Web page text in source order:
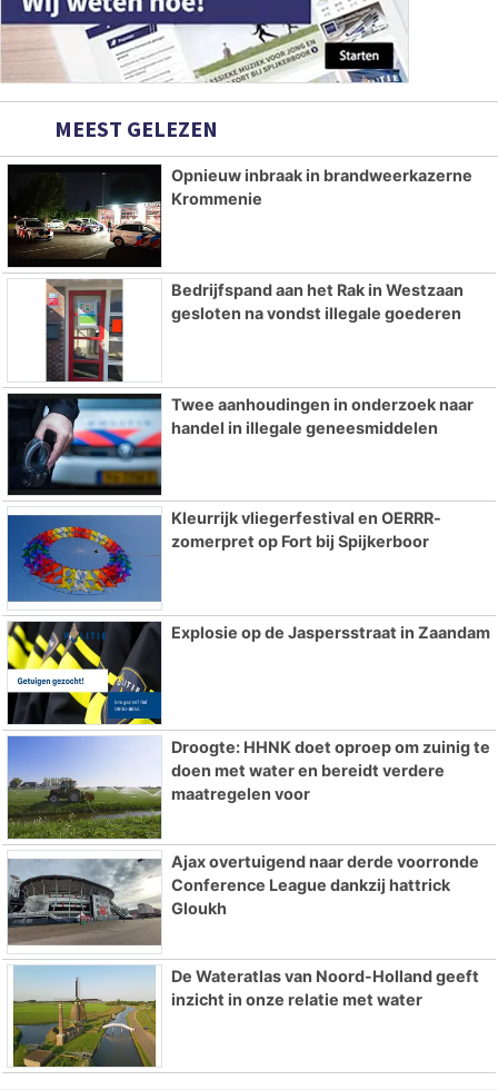
MEEST GELEZEN
Opnieuw inbraak in brandweerkazerne
Krommenie
Bedrijfspand aan het Rak in Westzaan
gesloten na vondst illegale goederen
Twee aanhoudingen in onderzoek naar
handel in illegale geneesmiddelen
Kleurrijk vliegerfestival en OERRR-
zomerpret op Fort bij Spijkerboor
Explosie op de Jaspersstraat in Zaandam
Droogte: HHNK doet oproep om zuinig te
doen met water en bereidt verdere
maatregelen voor
Ajax overtuigend naar derde voorronde
Conference League dankzij hattrick
Gloukh
De Wateratlas van Noord-Holland geeft
inzicht in onze relatie met water